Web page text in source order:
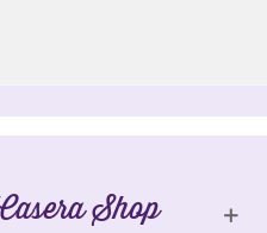
Shop